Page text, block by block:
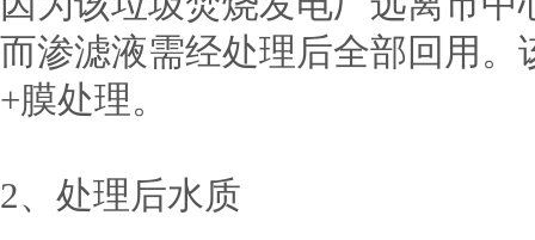
而渗滤液需经处理后全部回用
+膜处理。
2、处理后水质